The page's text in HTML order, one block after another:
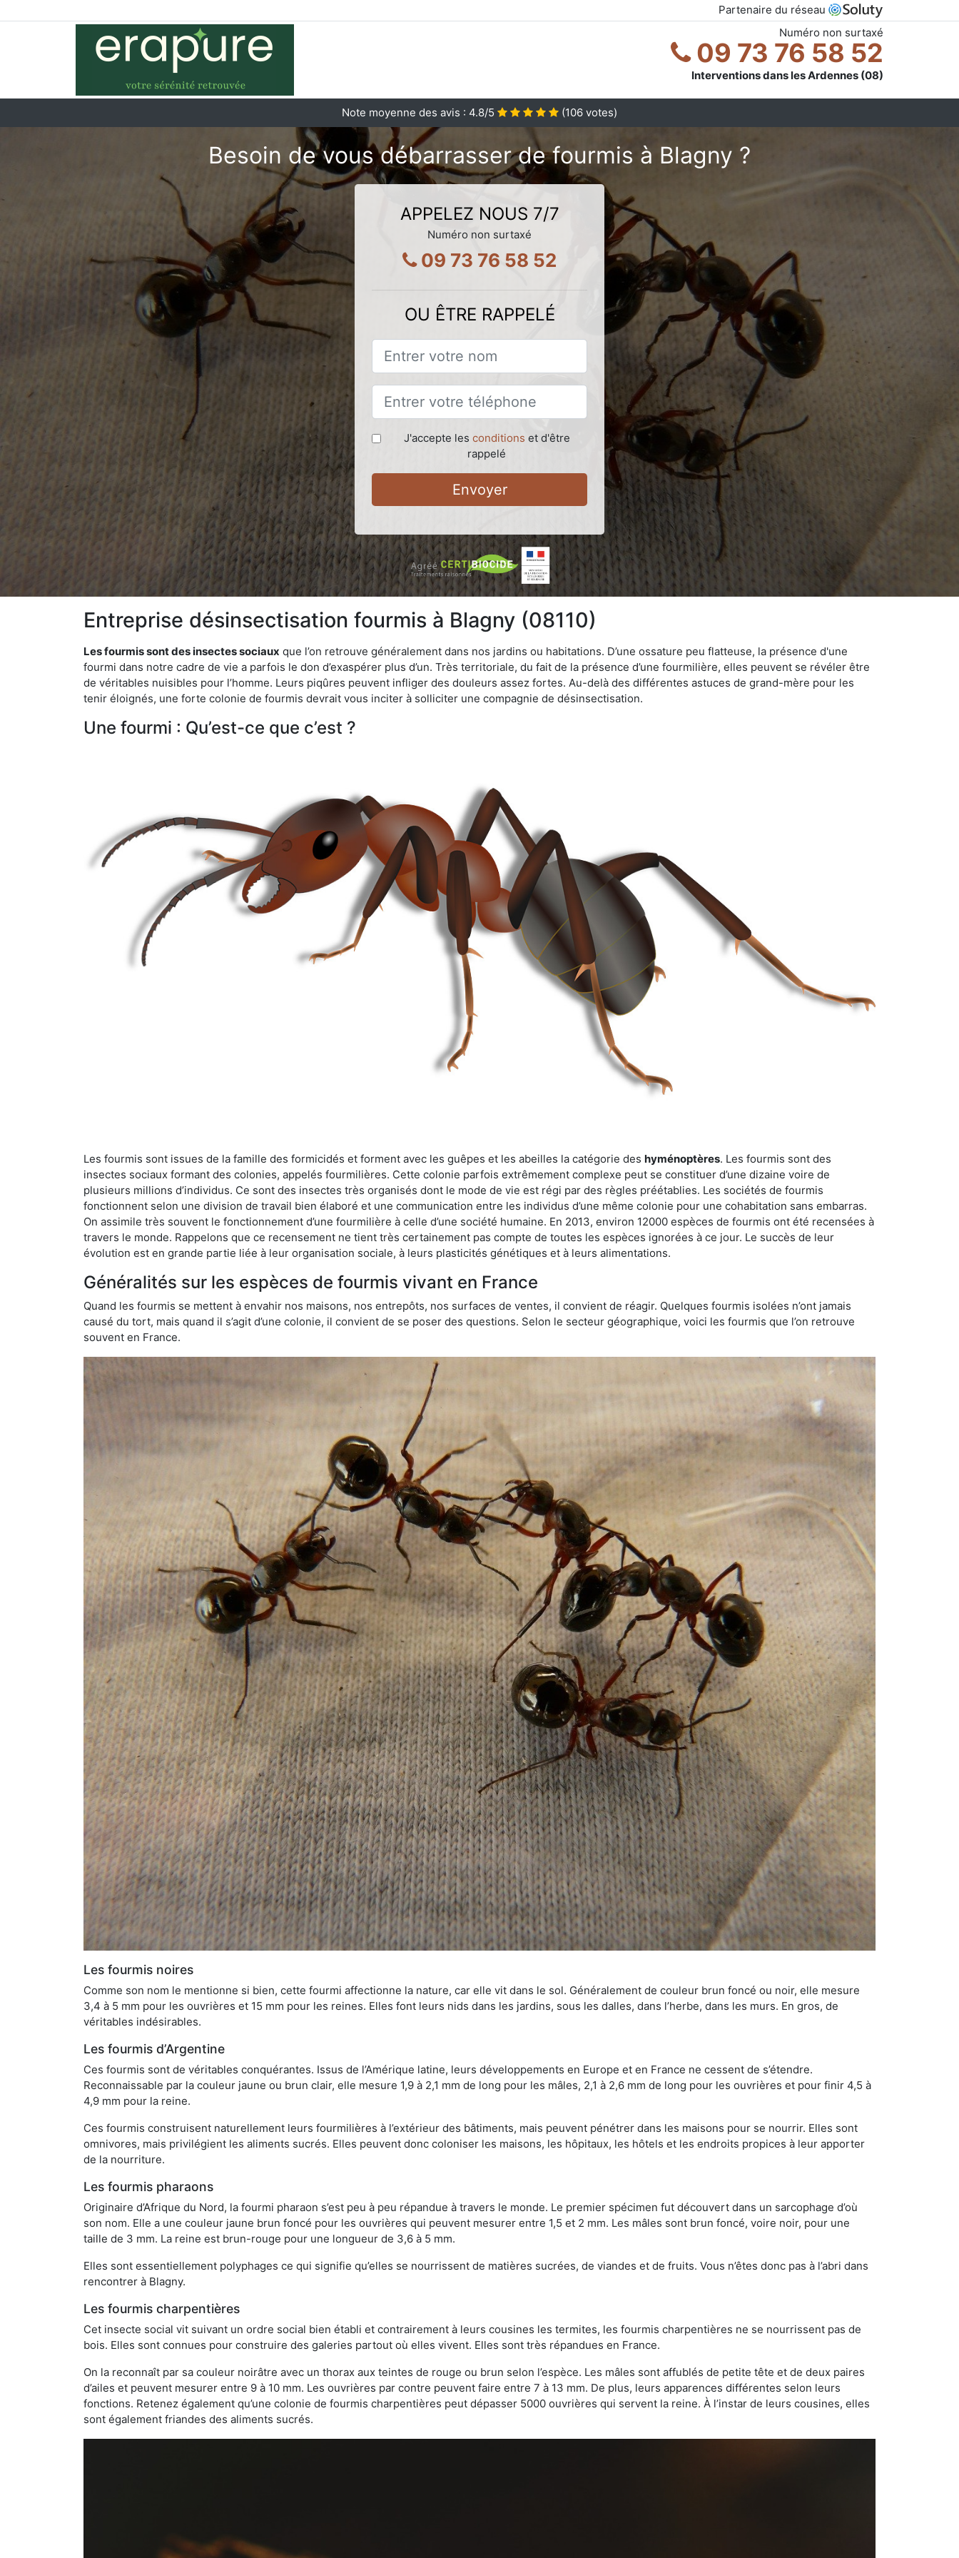
Partenaire du réseau
Numéro non surtaxé
09 73 76 58 52
Interventions dans les Ardennes (08)
Note moyenne des avis : 4.8/5 (106 votes)
Besoin de vous débarrasser de fourmis à Blagny ?
APPELEZ NOUS 7/7
Numéro non surtaxé
09 73 76 58 52
OU ÊTRE RAPPELÉ
J'accepte les conditions et d'être
rappelé
Envoyer
Entreprise désinsectisation fourmis à Blagny (08110)
Les fourmis sont des insectes sociaux que l’on retrouve généralement dans nos jardins ou habitations. D’une ossature peu flatteuse, la présence d'une
fourmi dans notre cadre de vie a parfois le don d’exaspérer plus d’un. Très territoriale, du fait de la présence d’une fourmilière, elles peuvent se révéler être
de véritables nuisibles pour l’homme. Leurs piqûres peuvent infliger des douleurs assez fortes. Au-delà des différentes astuces de grand-mère pour les
tenir éloignés, une forte colonie de fourmis devrait vous inciter à solliciter une compagnie de désinsectisation.
Une fourmi : Qu’est-ce que c’est ?
Les fourmis sont issues de la famille des formicidés et forment avec les guêpes et les abeilles la catégorie des hyménoptères. Les fourmis sont des
insectes sociaux formant des colonies, appelés fourmilières. Cette colonie parfois extrêmement complexe peut se constituer d’une dizaine voire de
plusieurs millions d’individus. Ce sont des insectes très organisés dont le mode de vie est régi par des règles préétablies. Les sociétés de fourmis
fonctionnent selon une division de travail bien élaboré et une communication entre les individus d’une même colonie pour une cohabitation sans embarras.
On assimile très souvent le fonctionnement d’une fourmilière à celle d’une société humaine. En 2013, environ 12000 espèces de fourmis ont été recensées à
travers le monde. Rappelons que ce recensement ne tient très certainement pas compte de toutes les espèces ignorées à ce jour. Le succès de leur
évolution est en grande partie liée à leur organisation sociale, à leurs plasticités génétiques et à leurs alimentations.
Généralités sur les espèces de fourmis vivant en France
Quand les fourmis se mettent à envahir nos maisons, nos entrepôts, nos surfaces de ventes, il convient de réagir. Quelques fourmis isolées n’ont jamais
causé du tort, mais quand il s’agit d’une colonie, il convient de se poser des questions. Selon le secteur géographique, voici les fourmis que l’on retrouve
souvent en France.
Les fourmis noires
Comme son nom le mentionne si bien, cette fourmi affectionne la nature, car elle vit dans le sol. Généralement de couleur brun foncé ou noir, elle mesure
3,4 à 5 mm pour les ouvrières et 15 mm pour les reines. Elles font leurs nids dans les jardins, sous les dalles, dans l’herbe, dans les murs. En gros, de
véritables indésirables.
Les fourmis d’Argentine
Ces fourmis sont de véritables conquérantes. Issus de l’Amérique latine, leurs développements en Europe et en France ne cessent de s’étendre.
Reconnaissable par la couleur jaune ou brun clair, elle mesure 1,9 à 2,1 mm de long pour les mâles, 2,1 à 2,6 mm de long pour les ouvrières et pour finir 4,5 à
4,9 mm pour la reine.
Ces fourmis construisent naturellement leurs fourmilières à l’extérieur des bâtiments, mais peuvent pénétrer dans les maisons pour se nourrir. Elles sont
omnivores, mais privilégient les aliments sucrés. Elles peuvent donc coloniser les maisons, les hôpitaux, les hôtels et les endroits propices à leur apporter
de la nourriture.
Les fourmis pharaons
Originaire d’Afrique du Nord, la fourmi pharaon s’est peu à peu répandue à travers le monde. Le premier spécimen fut découvert dans un sarcophage d’où
son nom. Elle a une couleur jaune brun foncé pour les ouvrières qui peuvent mesurer entre 1,5 et 2 mm. Les mâles sont brun foncé, voire noir, pour une
taille de 3 mm. La reine est brun-rouge pour une longueur de 3,6 à 5 mm.
Elles sont essentiellement polyphages ce qui signifie qu’elles se nourrissent de matières sucrées, de viandes et de fruits. Vous n’êtes donc pas à l’abri dans
rencontrer à Blagny.
Les fourmis charpentières
Cet insecte social vit suivant un ordre social bien établi et contrairement à leurs cousines les termites, les fourmis charpentières ne se nourrissent pas de
bois. Elles sont connues pour construire des galeries partout où elles vivent. Elles sont très répandues en France.
On la reconnaît par sa couleur noirâtre avec un thorax aux teintes de rouge ou brun selon l’espèce. Les mâles sont affublés de petite tête et de deux paires
d’ailes et peuvent mesurer entre 9 à 10 mm. Les ouvrières par contre peuvent faire entre 7 à 13 mm. De plus, leurs apparences différentes selon leurs
fonctions. Retenez également qu’une colonie de fourmis charpentières peut dépasser 5000 ouvrières qui servent la reine. À l’instar de leurs cousines, elles
sont également friandes des aliments sucrés.